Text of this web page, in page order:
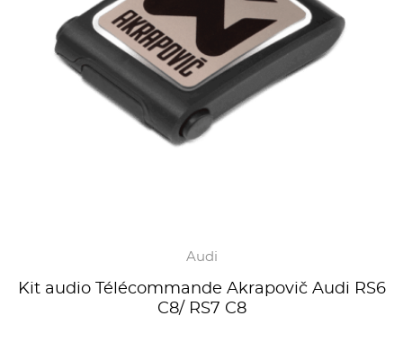
Audi
Kit audio Télécommande Akrapovič Audi RS6
C8/ RS7 C8